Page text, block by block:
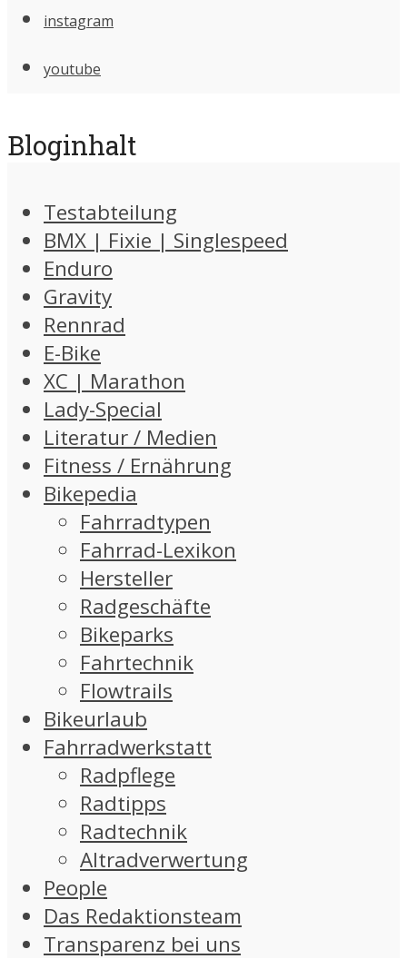
instagram
youtube
Bloginhalt
Testabteilung
BMX | Fixie | Singlespeed
Enduro
Gravity
Rennrad
E-Bike
XC | Marathon
Lady-Special
Literatur / Medien
Fitness / Ernährung
Bikepedia
Fahrradtypen
Fahrrad-Lexikon
Hersteller
Radgeschäfte
Bikeparks
Fahrtechnik
Flowtrails
Bikeurlaub
Fahrradwerkstatt
Radpflege
Radtipps
Radtechnik
Altradverwertung
People
Das Redaktionsteam
Transparenz bei uns